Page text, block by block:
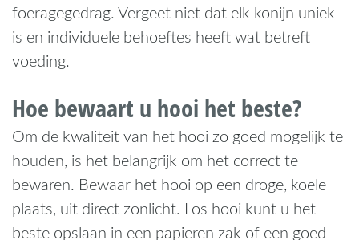
foeragegedrag. Vergeet niet dat elk konijn uniek
is en individuele behoeftes heeft wat betreft
voeding.
Hoe bewaart u hooi het beste?
Om de kwaliteit van het hooi zo goed mogelijk te
houden, is het belangrijk om het correct te
bewaren. Bewaar het hooi op een droge, koele
plaats, uit direct zonlicht. Los hooi kunt u het
beste opslaan in een papieren zak of een goed